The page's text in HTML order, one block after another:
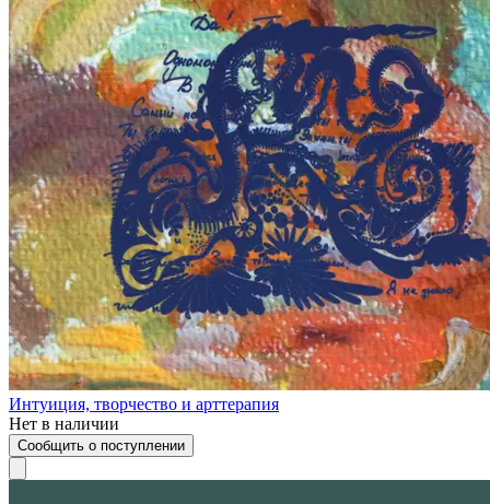
Интуиция, творчество и арттерапия
Нет в наличии
Сообщить о поступлении